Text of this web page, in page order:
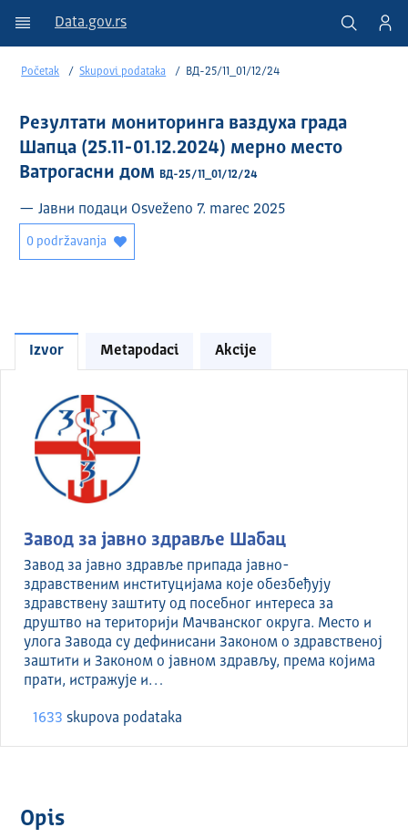
Data.gov.rs
Početak Skupovi podataka ВД-25/11_01/12/24
Резултати мониторинга ваздуха града
Шапца (25.11-01.12.2024) мерно место
Ватрогасни дом
ВД-25/11_01/12/24
— Јавни подаци Osveženo 7. marec 2025
0 podržavanja
Izvor Metapodaci Akcije
Завод за јавно здравље Шабац
Завод за јавно здравље припада јавно-
здравственим институцијама које обезбеђују
здравствену заштиту од посебног интереса за
друштво на територији Мачванског округа. Место и
улога Завода су дефинисани Законом о здравственој
заштити и Законом о јавном здрављу, према којима
прати, истражује и…
1633 skupova podataka
Opis